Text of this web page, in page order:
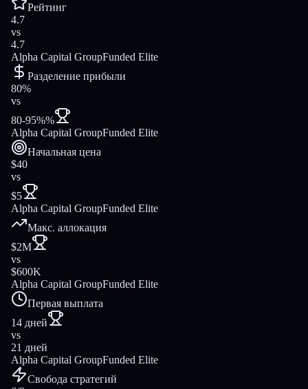
Рейтинг
4.7
vs
4.7
Alpha Capital GroupFunded Elite
Разделение прибыли
80%
vs
80-95%%
Alpha Capital GroupFunded Elite
Начальная цена
$40
vs
$5
Alpha Capital GroupFunded Elite
Макс. аллокация
$2M
vs
$600K
Alpha Capital GroupFunded Elite
Первая выплата
14 дней
vs
21 дней
Alpha Capital GroupFunded Elite
Свобода стратегий